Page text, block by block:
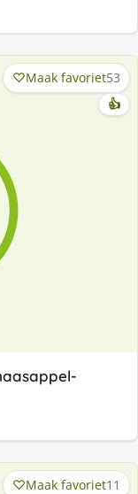
Maak favoriet53
👍
Maak favoriet11